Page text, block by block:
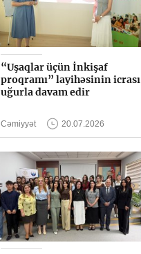
“Uşaqlar üçün İnkişaf
proqramı” layihəsinin icrası
uğurla davam edir
Cəmiyyət 20.07.2026